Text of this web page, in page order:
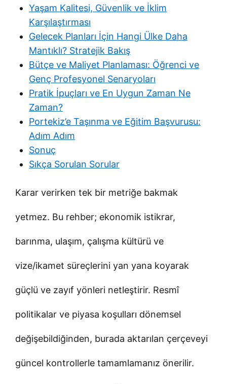
Yaşam Kalitesi, Güvenlik ve İklim
Karşılaştırması
Gelecek Planları İçin Hangi Ülke Daha
Mantıklı? Stratejik Bakış
Bütçe ve Maliyet Planlaması: Öğrenci ve
Genç Profesyonel Senaryoları
Pratik İpuçları ve En Uygun Zaman Ne
Zaman?
Portekiz’e Taşınma ve Eğitim Başvurusu:
Adım Adım
Sonuç
Sıkça Sorulan Sorular
Karar verirken tek bir metriğe bakmak
yetmez. Bu rehber; ekonomik istikrar,
barınma, ulaşım, çalışma kültürü ve
vize/ikamet süreçlerini yan yana koyarak
güçlü ve zayıf yönleri netleştirir. Resmî
politikalar ve piyasa koşulları dönemsel
değişebildiğinden, burada aktarılan çerçeveyi
güncel kontrollerle tamamlamanız önerilir.